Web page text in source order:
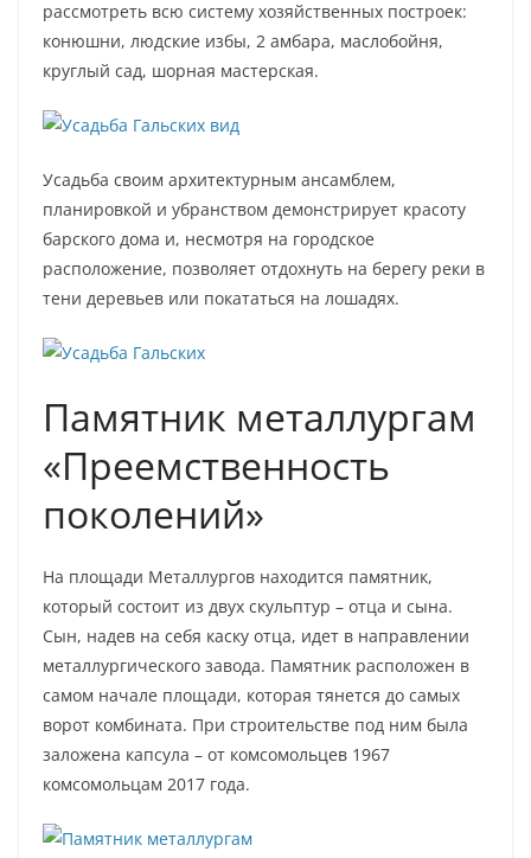
рассмотреть всю систему хозяйственных построек:
конюшни, людские избы, 2 амбара, маслобойня,
круглый сад, шорная мастерская.
Усадьба своим архитектурным ансамблем,
планировкой и убранством демонстрирует красоту
барского дома и, несмотря на городское
расположение, позволяет отдохнуть на берегу реки в
тени деревьев или покататься на лошадях.
Памятник металлургам
«Преемственность
поколений»
На площади Металлургов находится памятник,
который состоит из двух скульптур – отца и сына.
Сын, надев на себя каску отца, идет в направлении
металлургического завода. Памятник расположен в
самом начале площади, которая тянется до самых
ворот комбината. При строительстве под ним была
заложена капсула – от комсомольцев 1967
комсомольцам 2017 года.